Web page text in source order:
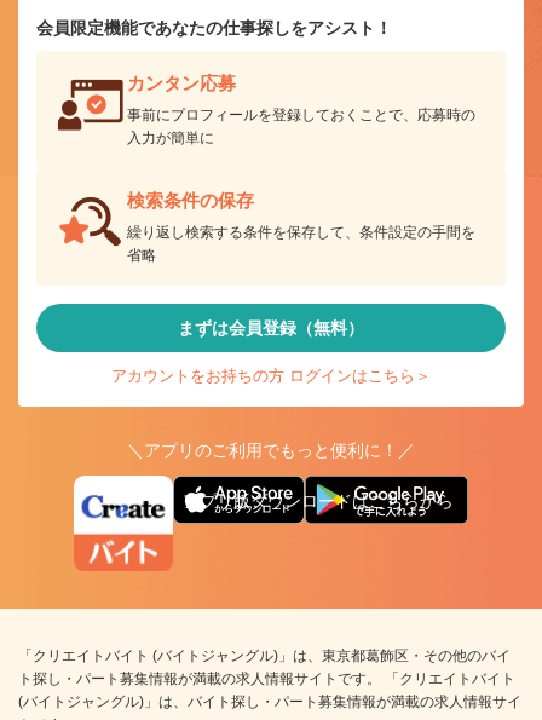
会員限定機能であなたの仕事探しをアシスト！
カンタン応募
事前にプロフィールを登録しておくことで、応募時の
入力が簡単に
検索条件の保存
繰り返し検索する条件を保存して、条件設定の手間を
省略
まずは会員登録（無料）
アカウントをお持ちの方 ログインはこちら＞
＼アプリのご利用でもっと便利に！／
アプリ版ダウンロードはこちらから
「クリエイトバイト (バイトジャングル)」は、東京都葛飾区・その他のバイ
ト探し・パート募集情報が満載の求人情報サイトです。 「クリエイトバイト
(バイトジャングル)」は、バイト探し・パート募集情報が満載の求人情報サイ